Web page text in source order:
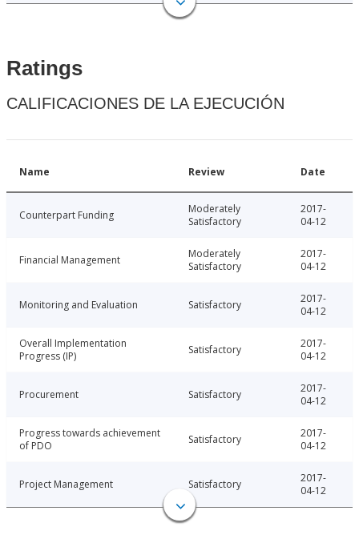
Ratings
CALIFICACIONES DE LA EJECUCIÓN
Name Review Date
Counterpart Funding
Moderately
Satisfactory
2017-
04-12
Financial Management
Moderately
Satisfactory
2017-
04-12
Monitoring and Evaluation Satisfactory
2017-
04-12
Overall Implementation
Progress (IP)
Satisfactory
2017-
04-12
Procurement Satisfactory
2017-
04-12
Progress towards achievement
of PDO
Satisfactory
2017-
04-12
Project Management Satisfactory
2017-
04-12